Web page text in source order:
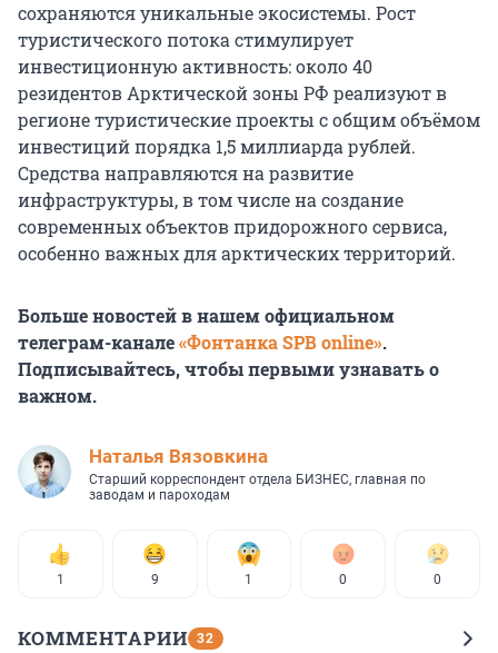
сохраняются уникальные экосистемы. Рост
туристического потока стимулирует
инвестиционную активность: около 40
резидентов Арктической зоны РФ реализуют в
регионе туристические проекты с общим объёмом
инвестиций порядка 1,5 миллиарда рублей.
Средства направляются на развитие
инфраструктуры, в том числе на создание
современных объектов придорожного сервиса,
особенно важных для арктических территорий.
Больше новостей в нашем официальном
телеграм-канале«Фонтанка SPB online».
Подписывайтесь, чтобы первыми узнавать о
важном.
Наталья Вязовкина
Старший корреспондент отдела БИЗНЕС, главная по
заводам и пароходам
1 9 1 0 0
КОММЕНТАРИИ 32